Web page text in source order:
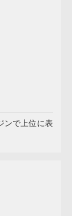
ンで上位に表